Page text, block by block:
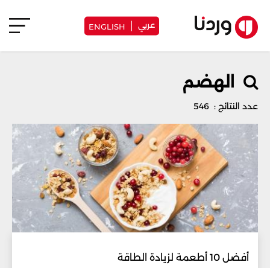
عربي ENGLISH
الهضم
عدد النتائج : 546
أفضل 10 أطعمة لزيادة الطاقة